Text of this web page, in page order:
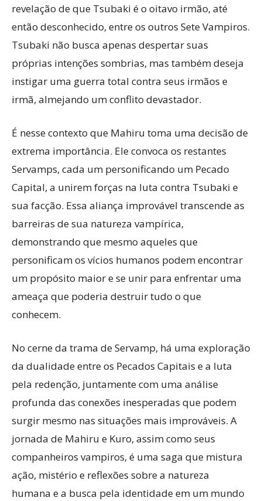
revelação de que Tsubaki é o oitavo irmão, até
então desconhecido, entre os outros Sete Vampiros.
Tsubaki não busca apenas despertar suas
próprias intenções sombrias, mas também deseja
instigar uma guerra total contra seus irmãos e
irmã, almejando um conflito devastador.
É nesse contexto que Mahiru toma uma decisão de
extrema importância. Ele convoca os restantes
Servamps, cada um personificando um Pecado
Capital, a unirem forças na luta contra Tsubaki e
sua facção. Essa aliança improvável transcende as
barreiras de sua natureza vampírica,
demonstrando que mesmo aqueles que
personificam os vícios humanos podem encontrar
um propósito maior e se unir para enfrentar uma
ameaça que poderia destruir tudo o que
conhecem.
No cerne da trama de Servamp, há uma exploração
da dualidade entre os Pecados Capitais e a luta
pela redenção, juntamente com uma análise
profunda das conexões inesperadas que podem
surgir mesmo nas situações mais improváveis. A
jornada de Mahiru e Kuro, assim como seus
companheiros vampiros, é uma saga que mistura
ação, mistério e reflexões sobre a natureza
humana e a busca pela identidade em um mundo